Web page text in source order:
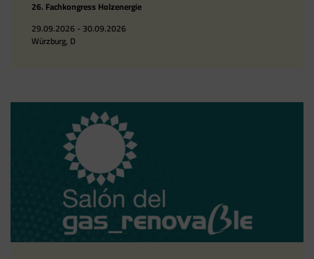
26. Fachkongress Holzenergie
29.09.2026 - 30.09.2026
Würzburg, D